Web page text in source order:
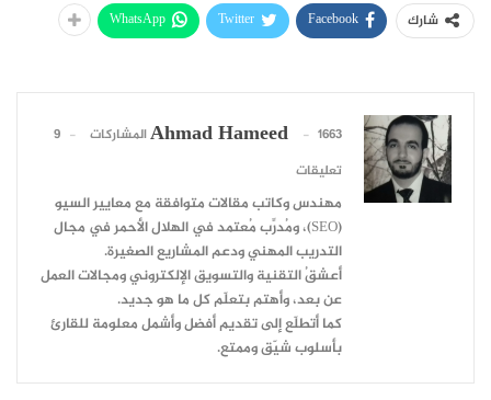
شارك Facebook
Twitter
WhatsApp
Ahmad Hameed 1663 المشاركات
9
تعليقات
مهندس وكاتب مقالات متوافقة مع معايير السيو
(SEO)، ومُدرِّب مُعتمد في الهلال الأحمر في مجال
التدريب المهني ودعم المشاريع الصغيرة.
أعشقُ التقنية والتسويق الإلكتروني ومجالات العمل
عن بعد، وأهتم بتعلّم كل ما هو جديد.
كما أتطلّع إلى تقديم أفضل وأشمل معلومة للقارئ
بأسلوب شيّق وممتع.